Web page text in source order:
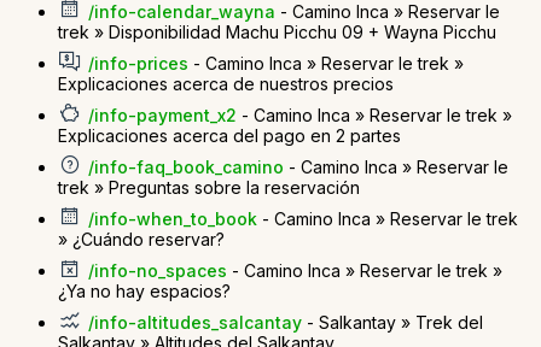
/info-calendar_wayna - Camino Inca » Reservar le
trek » Disponibilidad Machu Picchu 09 + Wayna Picchu
/info-prices - Camino Inca » Reservar le trek »
Explicaciones acerca de nuestros precios
/info-payment_x2 - Camino Inca » Reservar le trek »
Explicaciones acerca del pago en 2 partes
/info-faq_book_camino - Camino Inca » Reservar le
trek » Preguntas sobre la reservación
/info-when_to_book - Camino Inca » Reservar le trek
» ¿Cuándo reservar?
/info-no_spaces - Camino Inca » Reservar le trek »
¿Ya no hay espacios?
/info-altitudes_salcantay - Salkantay » Trek del
Salkantay » Altitudes del Salkantay